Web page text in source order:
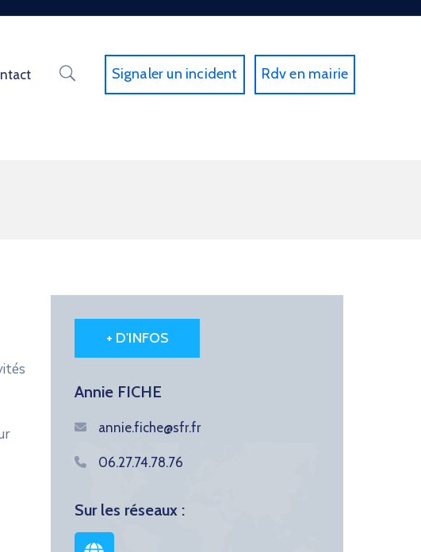
Signaler un incident Rdv en mairie
+ D'INFOS
Annie FICHE
annie.fiche@sfr.fr
06.27.74.78.76
Sur les réseaux :